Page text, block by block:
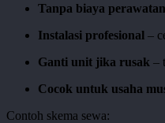
Tanpa biaya perawatan
Instalasi profesional –
Ganti unit jika rusak –
Cocok untuk usaha
Contoh skema sewa: